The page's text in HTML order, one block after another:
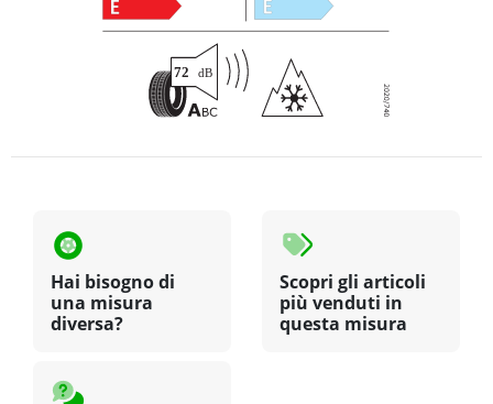
Hai bisogno di
una misura
diversa?
Scopri gli articoli
più venduti in
questa misura